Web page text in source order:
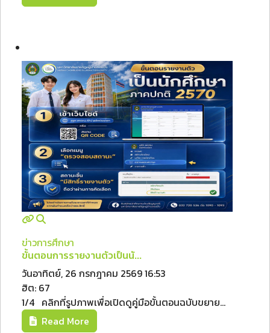
ข่าวการศึกษา
ขั้นตอนการรายงานตัวเป็นนั...
วันอาทิตย์, 26 กรกฎาคม 2569 16:53
ฮิต: 67
1/4 คลิกที่รูปภาพเพื่อเปิดดูคู่มือขั้นตอนฉบับขยาย...
Read More